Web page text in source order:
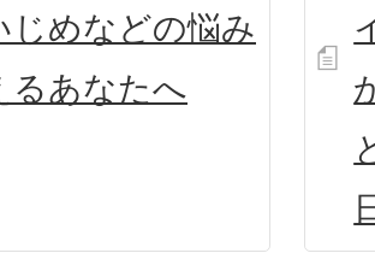
じめなどの悩み
るあなたへ